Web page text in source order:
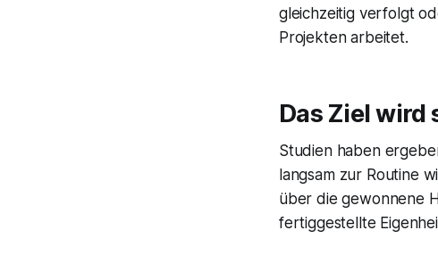
gleichzeitig verfolgt
Projekten arbeitet.
Das Ziel
Studien haben
langsam zur Routine
über die gewonnene
fertiggestellte